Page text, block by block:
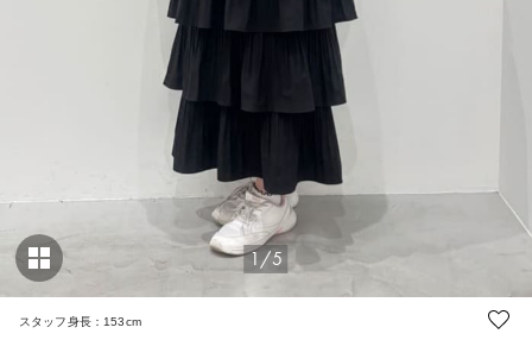
1/5
スタッフ身長：153cm